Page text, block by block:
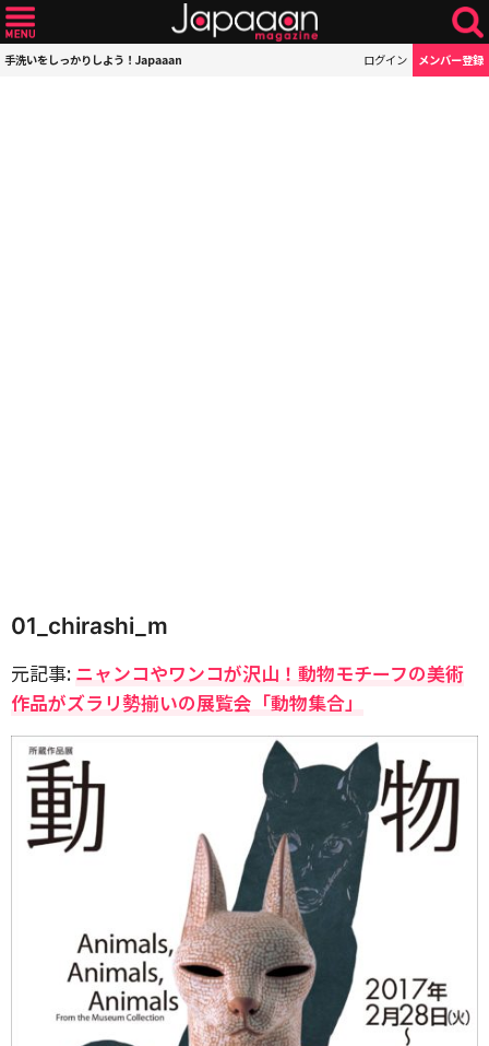
手洗いをしっかりしよう！Japaaan ログイン メンバー登録
01_chirashi_m
元記事: ニャンコやワンコが沢山！動物モチーフの美術
作品がズラリ勢揃いの展覧会「動物集合」